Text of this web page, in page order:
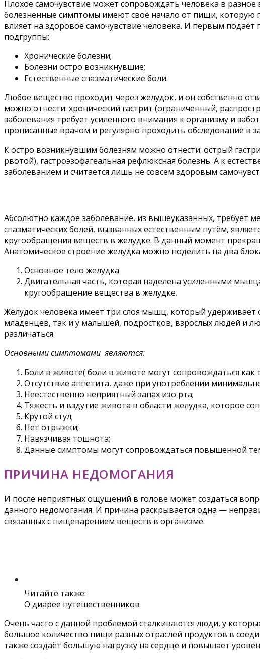
Плохое самочувствие может сопровождать человека в
болезненные симптомы имеют своё начало от пищи, которую
влияет на здоровое самочувствие человека. И первым
подгруппы:
Хронические болезни;
Болезни остро возникнувшие;
Естественные спазматические боли.
Любое вещество проходит через желудок, и он собственно
можно отнести: хронический гастрит (ограниченный,
заболевания требует усиленного внимания к организму и
прописанные врачом и регулярно проходить обследование в
К остро возникнувшим болезням можно отнести: острый
рвотой), гастроэзофагеальная рефлюксная болезнь. А к
заболеванием и считается лишь не совсем здоровым
Абсолютно каждое заболевание, из вышеуказанных, требует
спазматических болей, вызванных естественным путём,
кругообращения веществ в желудке. В данный момент
Анатомическое строение желудка можно поделить на два
Основное тело желудка
Двигательная часть, которая наделена усиленными
кругообращение вещества в желудке.
Желудок человека имеет три слоя мышц, который
младенцев, так и у малышей, подростков, взрослых людей и
различаться.
Основными симптомами являются:
Боли в животе( боли в животе могут сопровождаться
Отсутствие аппетита, даже при употреблении
Неестественно неприятный запах изо рта;
Тяжесть и вздутие живота в области желудка, которое
Крутой стул;
Нет отрыжки;
Навязчивая тошнота;
Данные симптомы могут сопровождаться повышенной
ПРИЧИНА НЕДОМОГАНИЯ
И после неприятных ощущений в голове может создаться
данного недомогания. И причина раскрывается одна —
связанных с пищеварением веществ в организме.
Читайте также:
О диарее путешественников
Очень часто с данной проблемой сталкиваются люди, у
большое количество пищи разных отраслей продуктов в
также создаёт большую нагрузку на сердце и повышает